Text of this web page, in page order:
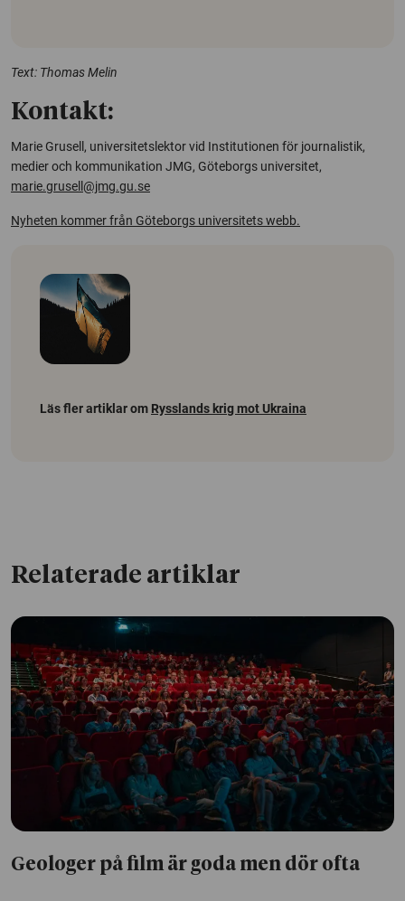
Text: Thomas Melin
Kontakt:
Marie Grusell, universitetslektor vid Institutionen för journalistik,
medier och kommunikation JMG, Göteborgs universitet,
marie.grusell@jmg.gu.se
Nyheten kommer från Göteborgs universitets webb.
Läs fler artiklar om Rysslands krig mot Ukraina
Relaterade artiklar
Geologer på film är goda men dör ofta